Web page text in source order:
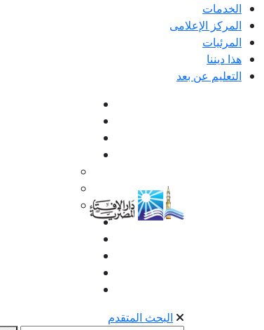
الخدمات
المركز الإعلامى
المرئيات
هذا ديننا
التعليم عن بعد
البحث المتقدم